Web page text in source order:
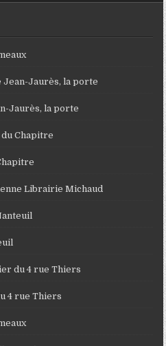
Jean-Jaurès, la porte
Jaurès, la porte
du Chapitre
Librairie Michaud
du 4 rue Thiers
4 rue Thiers